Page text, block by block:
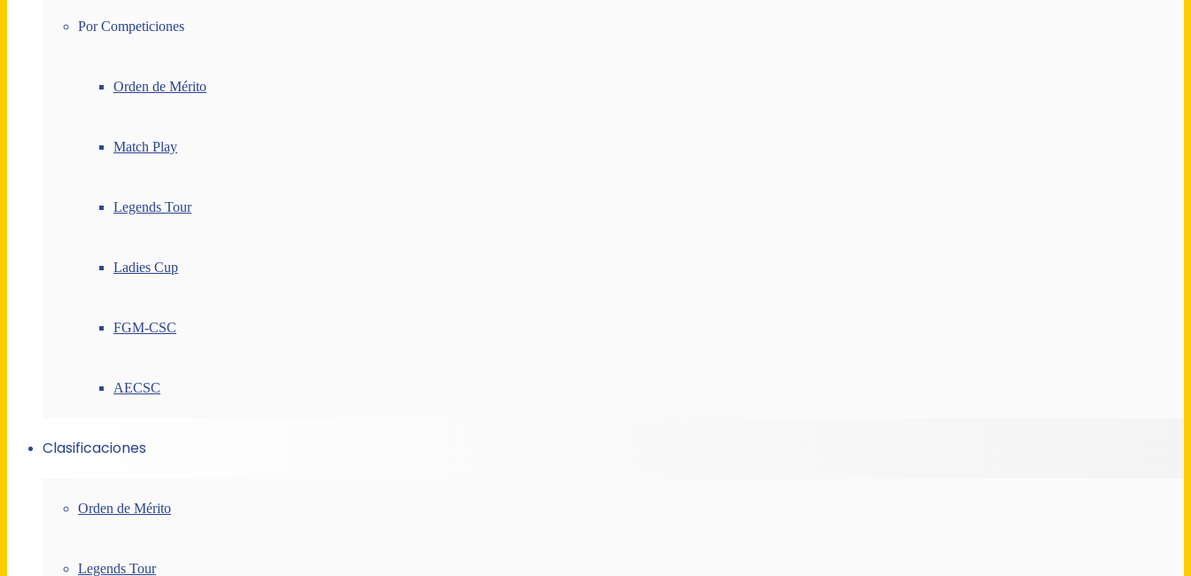
Por Competiciones
Orden de Mérito
Match Play
Legends Tour
Ladies Cup
FGM-CSC
AECSC
Clasificaciones
Orden de Mérito
Legends Tour